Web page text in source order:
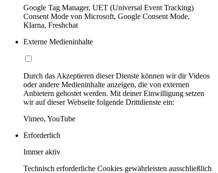
Google Tag Manager, UET (Universal Event Tracking)
Consent Mode von Microsoft, Google Consent Mode,
Klarna, Freshchat
Externe Medieninhalte
Durch das Akzeptieren dieser Dienste können wir dir Videos
oder andere Medieninhalte anzeigen, die von externen
Anbietern gehostet werden. Mit deiner Einwilligung setzen
wir auf dieser Webseite folgende Drittdienste ein:
Vimeo, YouTube
Erforderlich
Immer aktiv
Technisch erforderliche Cookies gewährleisten ausschließlich